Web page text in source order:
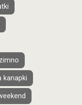
kanapki